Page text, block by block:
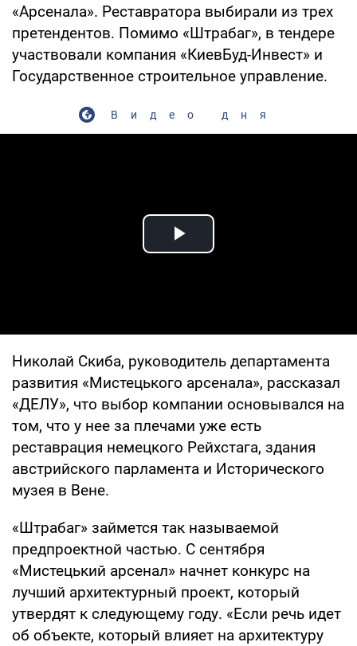
«Арсенала». Реставратора выбирали из трех
претендентов. Помимо «Штрабаг», в тендере
участвовали компания «КиевБуд-Инвест» и
Государственное строительное управление.
Видео дня
Play Video
Николай Скиба, руководитель департамента
развития «Мистецького арсенала», рассказал
«ДЕЛУ», что выбор компании основывался на
том, что у нее за плечами уже есть
реставрация немецкого Рейхстага, здания
австрийского парламента и Исторического
музея в Вене.
«Штрабаг» займется так называемой
предпроектной частью. С сентября
«Мистецький арсенал» начнет конкурс на
лучший архитектурный проект, который
утвердят к следующему году. «Если речь идет
об объекте, который влияет на архитектуру